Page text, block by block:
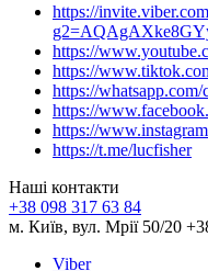
https://
https://
https://
https://
https://
https://
https://t.me/lucfisher
Наші контакти
+38 098 317 63 84
м. Київ, вул. Мрії 50/20
Viber